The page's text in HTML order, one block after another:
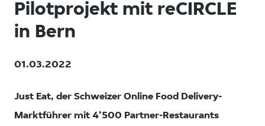
Pilotprojekt mit reCIRCLE
in Bern
01.03.2022
Just Eat, der Schweizer Online Food Delivery-
Marktführer mit 4’500 Partner-Restaurants